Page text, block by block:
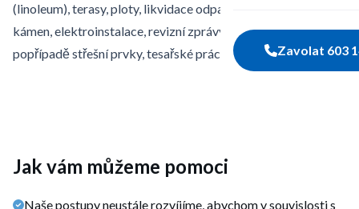
Zavolat 603
(linoleum), terasy, ploty, likvidace odpadů a sutí, přírodní
kámen, elektroinstalace, revizní zprávy, plynoinstalace,
popřípadě střešní prvky, tesařské práce atd.
Jak vám můžeme pomoci
Naše postupy neustále rozvíjíme, abychom v souvislosti s